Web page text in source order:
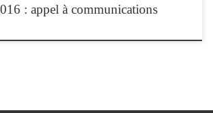
: appel à communications